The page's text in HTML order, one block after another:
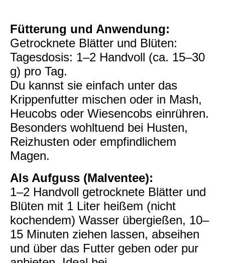
Fütterung und Anwendung:
Getrocknete Blätter und Blüten:
Tagesdosis: 1–2 Handvoll (ca. 15–30
g) pro Tag.
Du kannst sie einfach unter das
Krippenfutter mischen oder in Mash,
Heucobs oder Wiesencobs einrühren.
Besonders wohltuend bei Husten,
Reizhusten oder empfindlichem
Magen.
Als Aufguss (Malventee):
1–2 Handvoll getrocknete Blätter und
Blüten mit 1 Liter heißem (nicht
kochendem) Wasser übergießen, 10–
15 Minuten ziehen lassen, abseihen
und über das Futter geben oder pur